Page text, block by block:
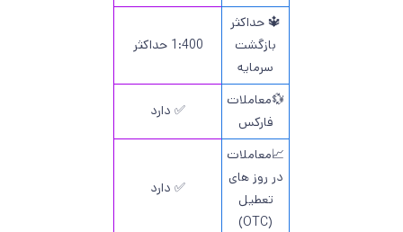
🔱 حداکثر
بازگشت
سرمایه
1:400 حداکثر
💱معاملات
فارکس
✅ دارد
📈معاملات
در روز های
تعطیل
(OTC)
✅ دارد